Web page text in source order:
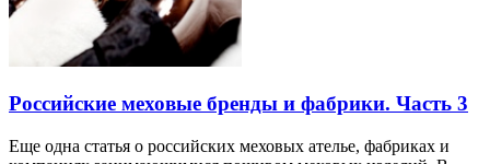
Российские меховые бренды и фабрики. Часть 3
Еще одна статья о российских меховых ателье, фабриках и